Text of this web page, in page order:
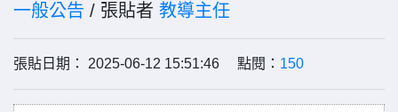
一般公告 / 張貼者 教導主任
張貼日期： 2025-06-12 15:51:46 點閱： 150